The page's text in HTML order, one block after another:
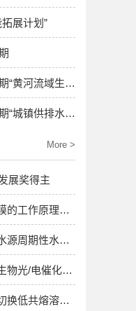
展计划”
和高质量发展”专题
碳与绿色发展”专刊
More >
展奖得主
收领域的应用研究进展
然修复技术研究进展
CO₂还原的研究进展
废弃物资源化中的应用